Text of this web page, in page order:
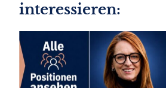
interessieren: